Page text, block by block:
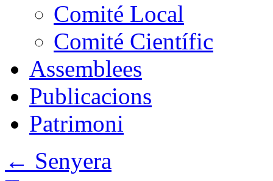
Comité Local
Comité Científic
Assemblees
Publicacions
Patrimoni
← Senyera